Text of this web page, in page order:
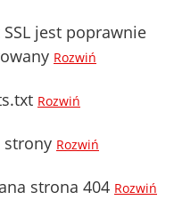
jest poprawnie
Rozwiń
Rozwiń
strony Rozwiń
strona 404 Rozwiń